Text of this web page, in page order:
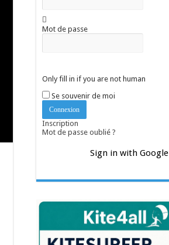
Mot de passe
Only fill in if you are not human
Se souvenir de moi
Inscription
Mot de passe oublié ?
Sign in with Google